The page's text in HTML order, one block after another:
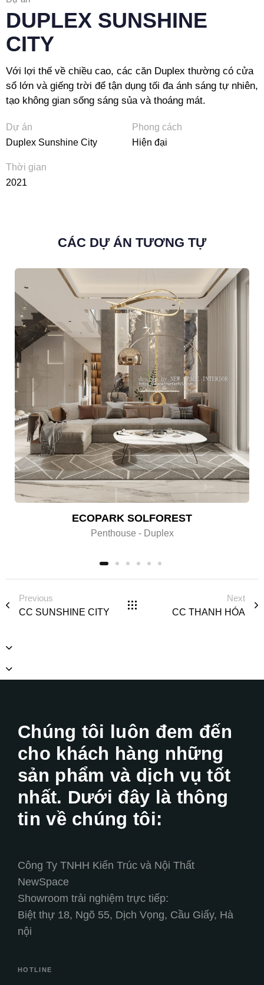
DUPLEX SUNSHINE
CITY
Với lợi thế về chiều cao, các căn Duplex thường có cửa
sổ lớn và giếng trời để tận dụng tối đa ánh sáng tự nhiên,
tạo không gian sống sáng sủa và thoáng mát.
Dự án
Duplex Sunshine City
Phong cách
Hiện đại
Thời gian
2021
CÁC DỰ ÁN TƯƠNG TỰ
ECOPARK SOLFOREST
Penthouse - Duplex
Previous
CC SUNSHINE CITY
Next
CC THANH HÓA
Chúng tôi luôn đem đến
cho khách hàng những
sản phẩm và dịch vụ tốt
nhất. Dưới đây là thông
tin về chúng tôi:
Công Ty TNHH Kiến Trúc và Nội Thất
NewSpace
Showroom trải nghiệm trực tiếp:
Biệt thự 18, Ngõ 55, Dịch Vọng, Cầu Giấy, Hà
nội
HOTLINE